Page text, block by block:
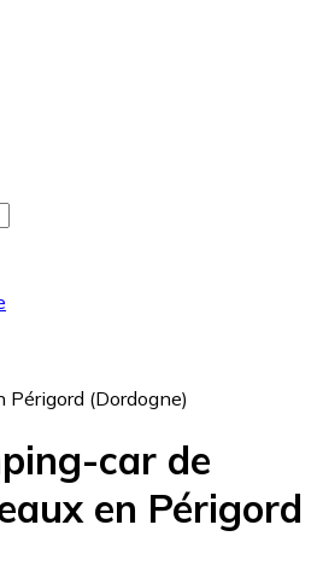
Périgord (Dordogne)
car de
en Périgord